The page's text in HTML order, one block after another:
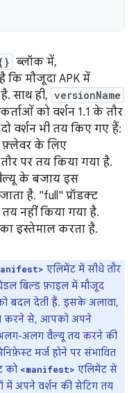
ब्लॉक में,
कि मौजूदा APK में
साथ ही, versionName
को वर्शन 1.1 के तौर
वर्शन भी तय किए गए हैं:
फ़्लेवर के लिए
पर तय किया गया है.
के बजाय इस
है. "full" प्रॉडक्ट
नहीं किया गया है.
इस्तेमाल करता है.
एलिमेंट में सीधे तौर
बिल्ड फ़ाइल में मौजूद
बदल देती हैं. इसके अलावा,
करने से, आपको अपने
अलग वैल्यू तय करने की
मर्ज होने पर संभावित
को <manifest> एलिमेंट से
में अपने वर्शन की सेटिंग तय